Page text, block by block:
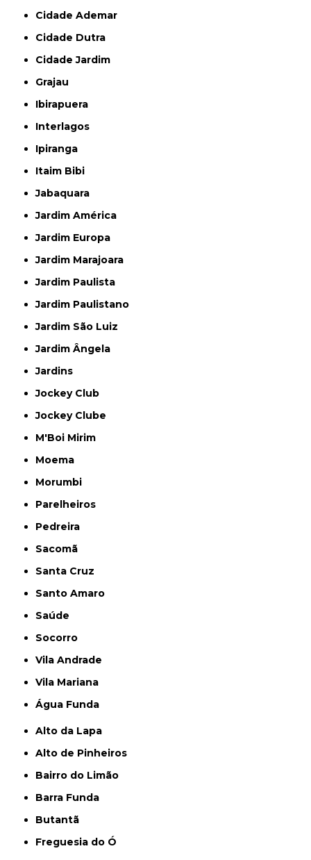
Cidade Ademar
Cidade Dutra
Cidade Jardim
Grajau
Ibirapuera
Interlagos
Ipiranga
Itaim Bibi
Jabaquara
Jardim América
Jardim Europa
Jardim Marajoara
Jardim Paulista
Jardim Paulistano
Jardim São Luiz
Jardim Ângela
Jardins
Jockey Club
Jockey Clube
M'Boi Mirim
Moema
Morumbi
Parelheiros
Pedreira
Sacomã
Santa Cruz
Santo Amaro
Saúde
Socorro
Vila Andrade
Vila Mariana
Água Funda
Alto da Lapa
Alto de Pinheiros
Bairro do Limão
Barra Funda
Butantã
Freguesia do Ó